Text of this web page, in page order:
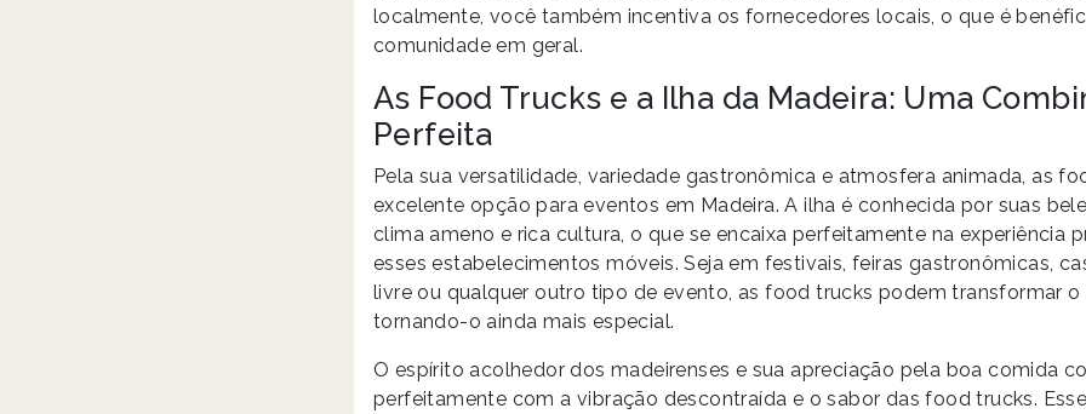
localmente, você também incentiva os fornecedores locais, o que é
comunidade em geral.
As Food Trucks e a Ilha da Madeira: Uma
Perfeita
Pela sua versatilidade, variedade gastronômica e atmosfera animada, as
excelente opção para eventos em Madeira. A ilha é conhecida por suas
clima ameno e rica cultura, o que se encaixa perfeitamente na experiência
esses estabelecimentos móveis. Seja em festivais, feiras gastronômicas,
livre ou qualquer outro tipo de evento, as food trucks podem transformar o
tornando-o ainda mais especial.
O espírito acolhedor dos madeirenses e sua apreciação pela boa comida
perfeitamente com a vibração descontraída e o sabor das food trucks.